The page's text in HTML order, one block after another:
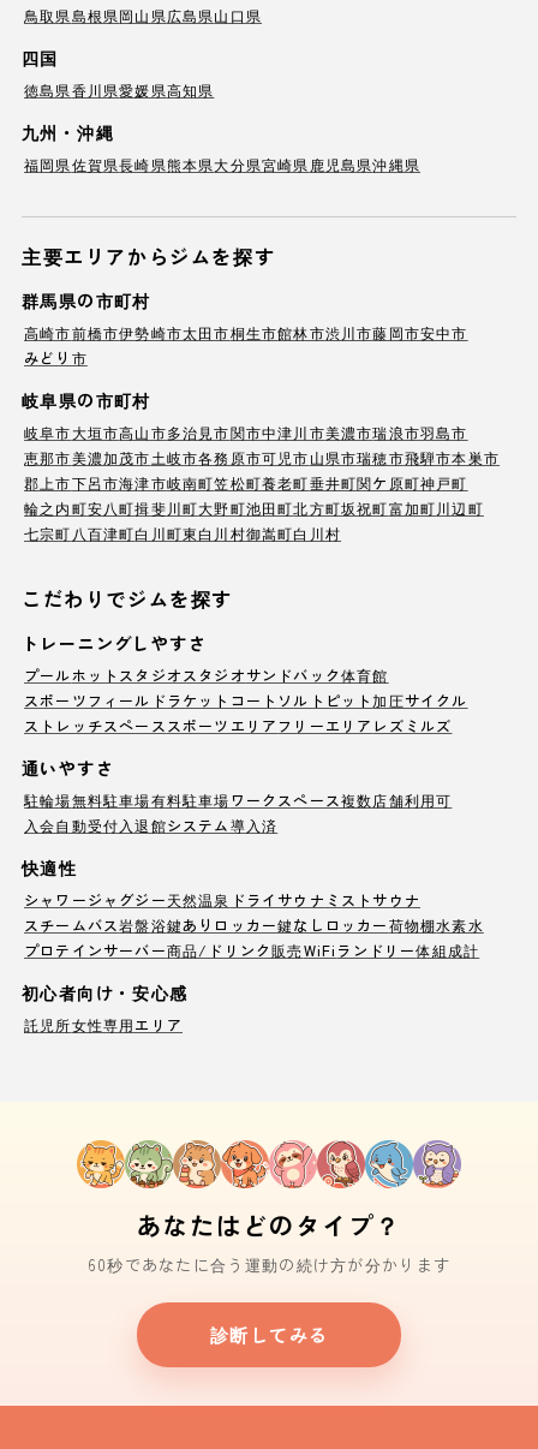
鳥取県島根県岡山県広島県山口県
四国
徳島県香川県愛媛県高知県
九州・沖縄
福岡県佐賀県長崎県熊本県大分県宮崎県 鹿児島県沖縄県
主要エリアからジムを探す
群馬県の市町村
高崎市前橋市伊勢崎市太田市桐生市館林市渋川市藤岡市安中市
みどり市
岐阜県の市町村
岐阜市大垣市高山市多治見市関市中津川市美濃市瑞浪市羽島市
恵那市美濃加茂市土岐市各務原市可児市山県市瑞穂市飛騨市本巣市
郡上市下呂市海津市岐南町笠松町養老町垂井町関ケ原町神戸町
輪之内町安八町揖斐川町大野町池田町北方町坂祝町富加町川辺町
七宗町 八百津町白川町東白川村御嵩町白川村
こだわりでジムを探す
トレーニングしやすさ
プールホットスタジオ スタジオサンドバック体育館
スポーツフィールド ラケットコート ソルトピット加圧サイクル
ストレッチスペース スポーツエリア フリーエリア レズミルズ
通いやすさ
駐輪場無料駐車場有料駐車場ワークスペース複数店舗利用可
入会自動受付 入退館システム導入済
快適性
シャワージャグジー天然温泉 ドライサウナ ミストサウナ
スチームバス岩盤浴鍵ありロッカー鍵なしロッカー荷物棚水素水
プロテインサーバー商品/ドリンク販売WiFi ランドリー体組成計
初心者向け・安心感
託児所女性専用エリア
あなたはどのタイプ？
60秒であなたに合う運動の続け方が分かります
診断してみる